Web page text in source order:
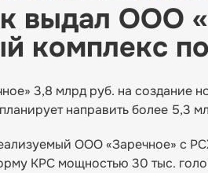
выдал ООО
комплекс
3,8 млрд руб. на создание
направить более 5,3
ООО «Заречное» с
КРС мощностью 30 тыс.